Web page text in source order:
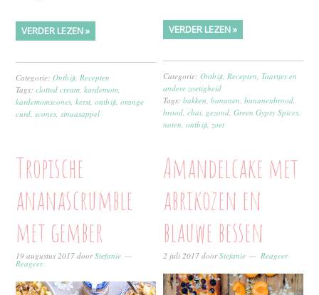
VERDER LEZEN »
Categorie:Ontbijt,Recepten
Tags:clotted cream,kardemom,
kardemomscones,kerst,ontbijt,orange
curd,scones,sinaasappel
VERDER LEZEN »
Categorie:Ontbijt,Recepten,Taartjes en
andere zoetigheid
Tags:bakken,bananen,bananenbrood,
brood,chai, gezond,Green Gypsy Spices,
noten,ontbijt,zoet
Tropische
ananascrumble
met gember
19 augustus 2017 doorStefanie
Reageer
Amandelcake met
abrikozen en
blauwe bessen
2 juli 2017 doorStefanie Reageer